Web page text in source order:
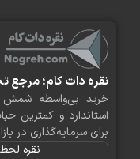
دات کام؛ مرجع تخصصی
بی‌واسطه شمش و پلاک
و کمترین حباب
سرمایه‌گذاری در بازار فلزات
نقره لحظه‌ای در